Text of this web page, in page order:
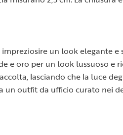
un look
e oro per un look lussuoso e
lasciando che la luce
un outfit da ufficio curato nei